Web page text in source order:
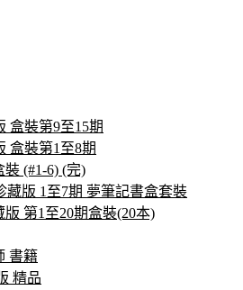
盒裝第9至15期
盒裝第1至8期
(#1-6) (完)
藏版 1至7期 夢筆記書盒套裝
第1至20期盒裝(20本)
書籍
精品